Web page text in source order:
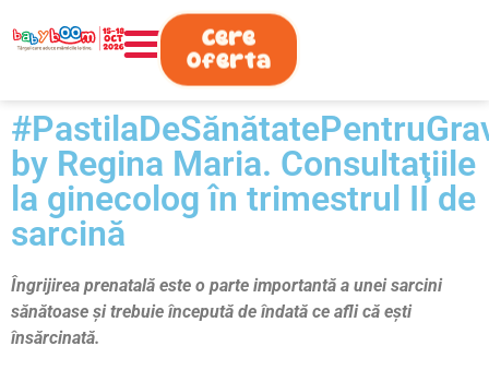
0730.808.038
Cere
Oferta
by Regina Maria. Consultaţiile
la ginecolog în trimestrul II de
sarcină
Îngrijirea prenatală este o parte importantă a unei sarcini
sănătoase și trebuie începută de îndată ce afli că ești
însărcinată.